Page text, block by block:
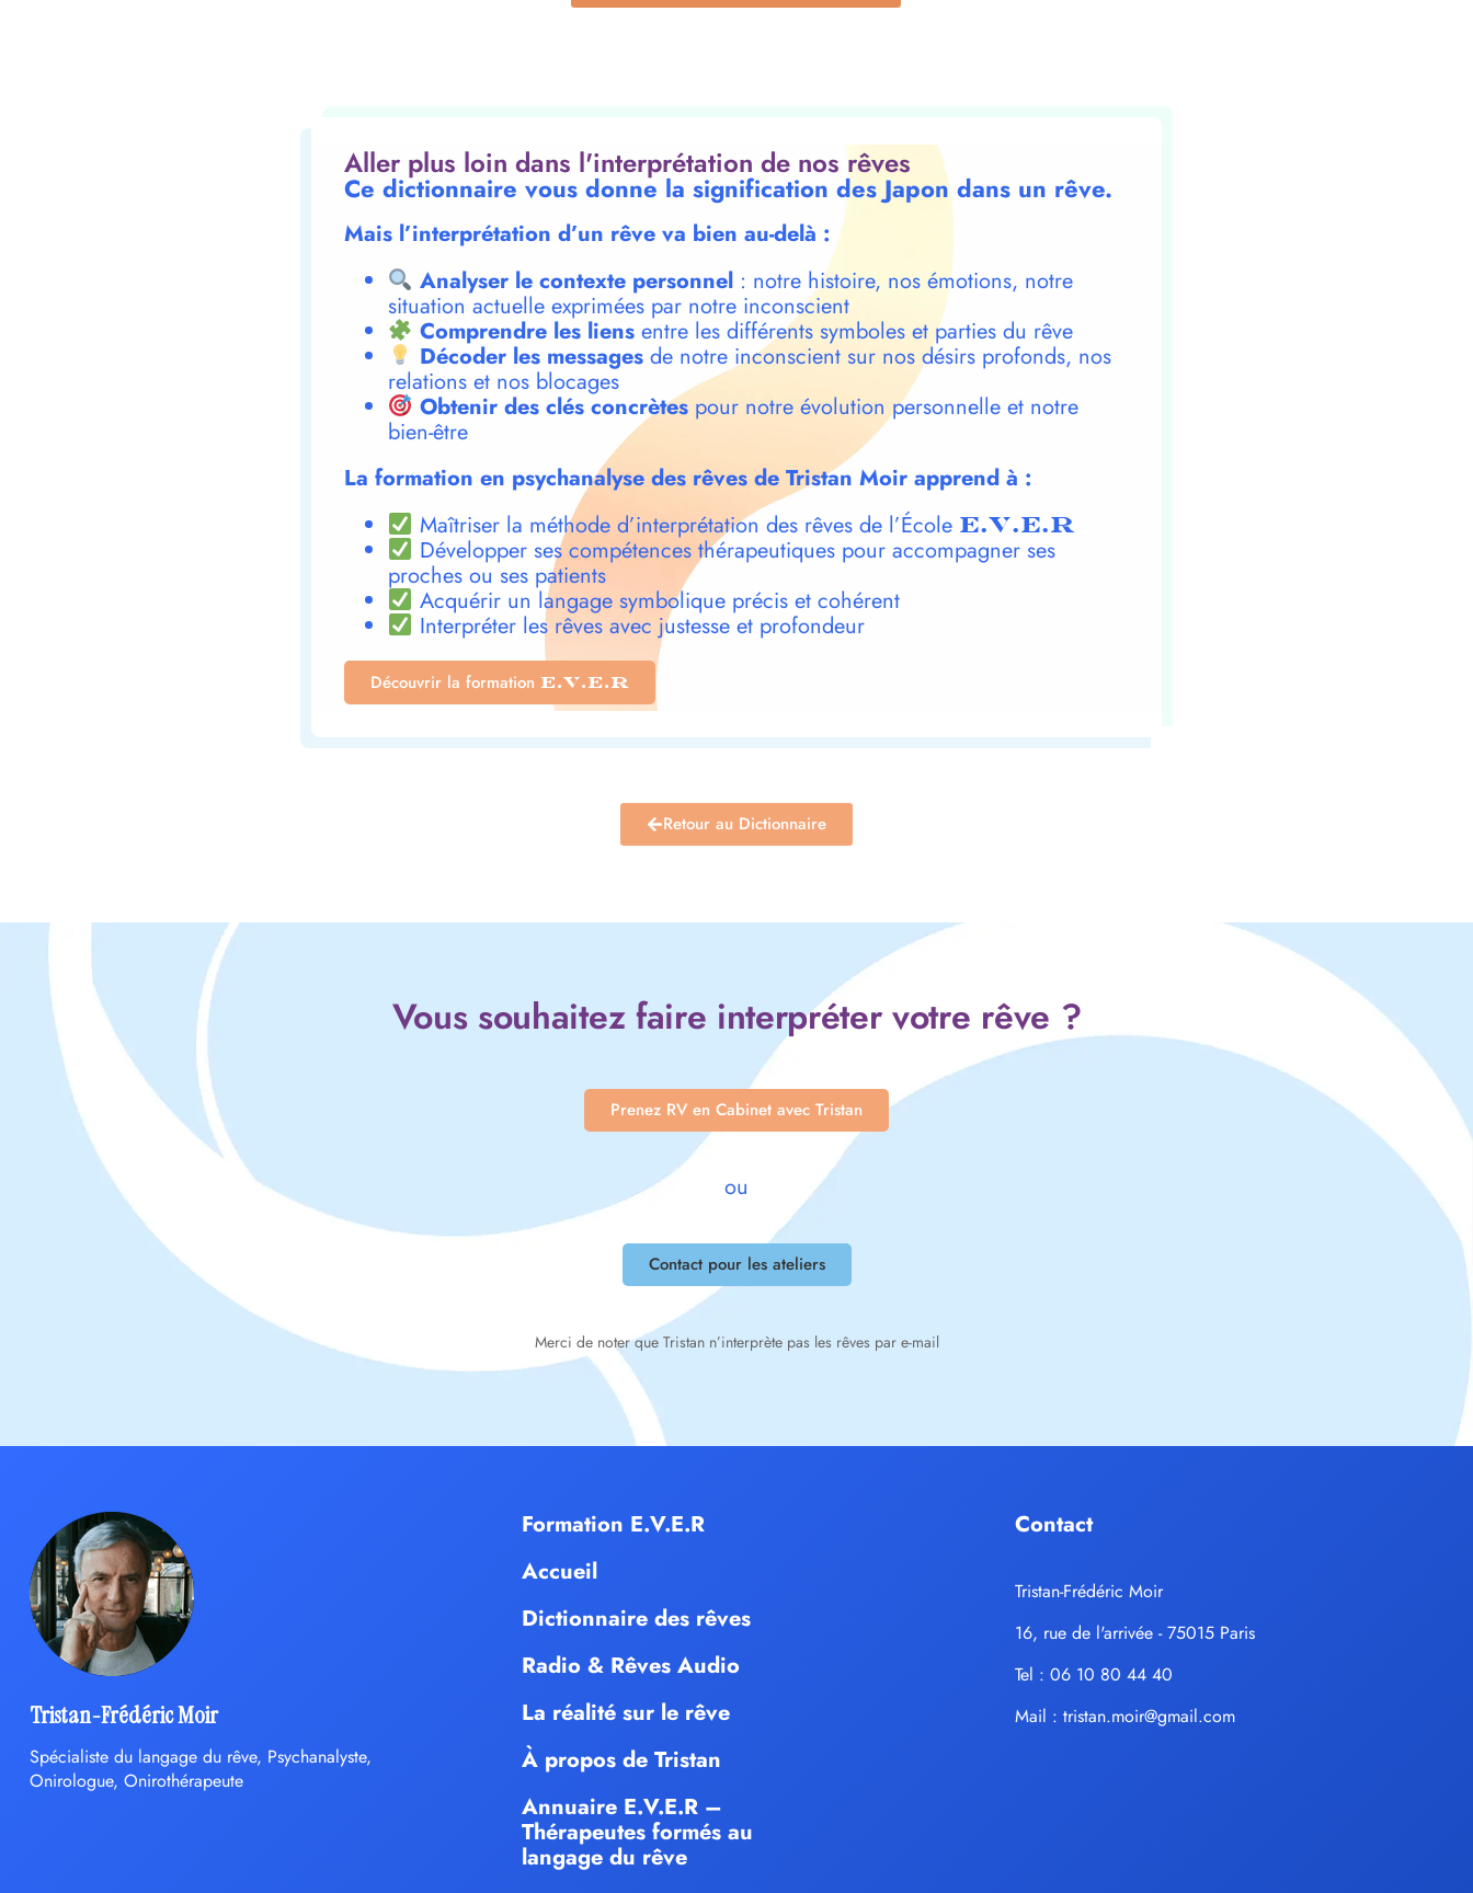
Aller plus loin dans l'interprétation de nos rêves
Ce dictionnaire vous donne la signification des Japon dans un rêve.
Mais l’interprétation d’un rêve va bien au-delà :
Analyser le contexte personnel: notre histoire, nos émotions, notre
situation actuelle exprimées par notre inconscient
Comprendre les liensentre les différents symboles et parties du rêve
Décoder les messagesde notre inconscient sur nos désirs profonds, nos
relations et nos blocages
Obtenir des clés concrètespour notre évolution personnelle et notre
bien-être
La formation en psychanalyse des rêves de Tristan Moir apprend à :
Maîtriser la méthode d’interprétation des rêves de l’École E.V.E.R
Développer ses compétences thérapeutiques pour accompagner ses
proches ou ses patients
Acquérir un langage symbolique précis et cohérent
Interpréter les rêves avec justesse et profondeur
Découvrir la formation E.V.E.R
Retour au Dictionnaire
Vous souhaitez faire interpréter votre rêve ?
Prenez RV en Cabinet avec Tristan
ou
Contact pour les ateliers
Merci de noter que Tristan n’interprète pas les rêves par e-mail
Tristan-Frédéric Moir
Spécialiste du langage du rêve, Psychanalyste,
Onirologue, Onirothérapeute
Formation E.V.E.R
Accueil
Dictionnaire des rêves
Radio & Rêves Audio
La réalité sur le rêve
À propos de Tristan
Annuaire E.V.E.R –
Thérapeutes formés au
langage du rêve
Contact
Tristan-Frédéric Moir
16, rue de l'arrivée - 75015 Paris
Tel : 06 10 80 44 40
Mail :tristan.moir@gmail.com